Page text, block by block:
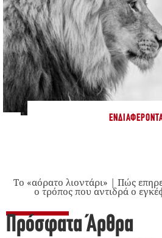
Το «αόρατο λιοντάρι» | Πώς
ο τρόπος που αντιδρά ο
Πρόσφατα Άρθρα